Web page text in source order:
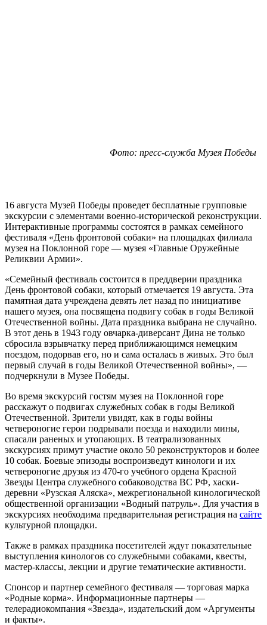
Фото: пресс-служба Музея Победы
16 августа Музей Победы проведет бесплатные групповые
экскурсии с элементами военно-исторической реконструкции.
Интерактивные программы состоятся в рамках семейного
фестиваля «День фронтовой собаки» на площадках филиала
музея на Поклонной горе — музея «Главные Оружейные
Реликвии Армии».
«Семейный фестиваль состоится в преддверии праздника
День фронтовой собаки, который отмечается 19 августа. Эта
памятная дата учреждена девять лет назад по инициативе
нашего музея, она посвящена подвигу собак в годы Великой
Отечественной войны. Дата праздника выбрана не случайно.
В этот день в 1943 году овчарка-диверсант Дина не только
сбросила взрывчатку перед приближающимся немецким
поездом, подорвав его, но и сама осталась в живых. Это был
первый случай в годы Великой Отечественной войны», —
подчеркнули в Музее Победы.
Во время экскурсий гостям музея на Поклонной горе
расскажут о подвигах служебных собак в годы Великой
Отечественной. Зрители увидят, как в годы войны
четвероногие герои подрывали поезда и находили мины,
спасали раненых и утопающих. В театрализованных
экскурсиях примут участие около 50 реконструкторов и более
10 собак. Боевые эпизоды воспроизведут кинологи и их
четвероногие друзья из 470-го учебного ордена Красной
Звезды Центра служебного собаководства ВС РФ, хаски-
деревни «Рузская Аляска», межрегиональной кинологической
общественной организации «Водный патруль». Для участия в
экскурсиях необходима предварительная регистрация на сайте
культурной площадки.
Также в рамках праздника посетителей ждут показательные
выступления кинологов со служебными собаками, квесты,
мастер-классы, лекции и другие тематические активности.
Спонсор и партнер семейного фестиваля — торговая марка
«Родные корма». Информационные партнеры —
телерадиокомпания «Звезда», издательский дом «Аргументы
и факты».